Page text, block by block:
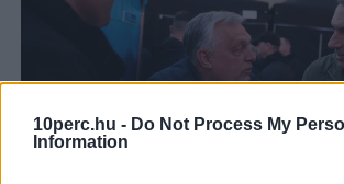
10perc.hu - Do Not Process My
Information